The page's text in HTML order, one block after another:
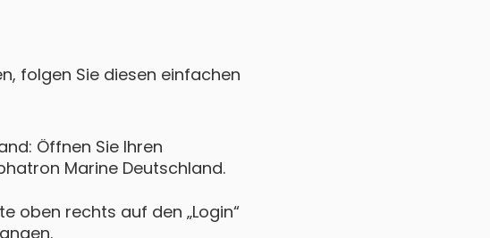
folgen Sie diesen einfachen
Öffnen Sie Ihren
Marine Deutschland.
oben rechts auf den „Login“